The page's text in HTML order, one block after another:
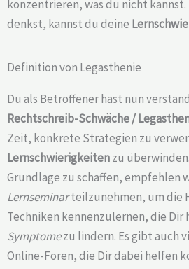
konzentrieren, was du nicht
denkst, kannst du deine
Definition von Legasthenie
Du als Betroffener hast nun
Rechtschreib-Schwäche /
Zeit, konkrete Strategien zu
Lernschwierigkeitenzu
Grundlage zu schaffen, empfehlen
Lernseminarteilzunehmen, um die
Techniken kennenzulernen, die Dir
Symptomezu lindern. Es gibt auch
Online-Foren, die Dir dabei helfen